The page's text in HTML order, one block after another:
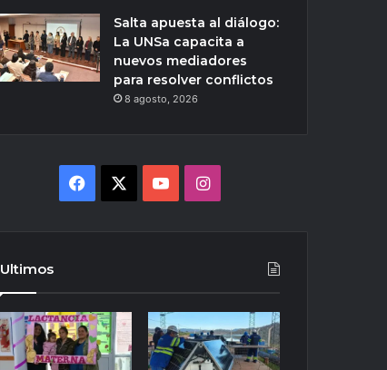
Salta apuesta al diálogo:
La UNSa capacita a
nuevos mediadores
para resolver conflictos
8 agosto, 2026
Facebook YouTubeInstagram
Ultimos